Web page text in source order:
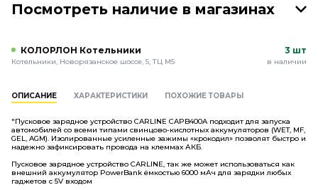
Посмотреть наличие в магазинах
КОЛОРЛОН Котельники
Котельники, Новорязанское шоссе, 5, ТЦ М5
3 шт
в наличии
ОПИСАНИЕ ХАРАКТЕРИСТИКИ ПОХОЖИЕ ТОВАРЫ
"Пусковое зарядное устройство CARLINE CAPB400A подходит для запуска
автомобилей со всеми типами свинцово-кислотных аккумуляторов (WET, MF,
GEL, AGM). Изолированные усиленные зажимы «крокодил» позволят быстро и
надежно зафиксировать провода на клеммах АКБ.
Пусковое зарядное устройство CARLINE, так же может использоваться как
внешний аккумулятор PowerBank ёмкостью 6000 мАч для зарядки любых
гаджетов с 5V входом